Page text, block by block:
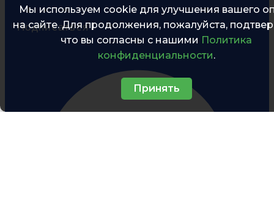
Подписаться
Мы используем cookie для улучшения вашего
на сайте. Для продолжения, пожалуйста,
что вы согласны с нашими Политика
конфиденциальности.
Принять